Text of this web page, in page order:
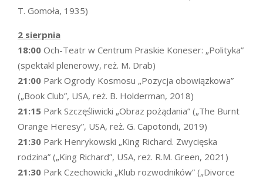
T. Gomoła, 1935)
2 sierpnia
18:00 Och-Teatr w Centrum Praskie Koneser: „Polityka”
(spektakl plenerowy, reż. M. Drab)
21:00 Park Ogrody Kosmosu „Pozycja obowiązkowa”
(„Book Club”, USA, reż. B. Holderman, 2018)
21:15 Park Szczęśliwicki „Obraz pożądania” („The Burnt
Orange Heresy”, USA, reż. G. Capotondi, 2019)
21:30 Park Henrykowski „King Richard. Zwycięska
rodzina” („King Richard”, USA, reż. R.M. Green, 2021)
21:30 Park Czechowicki „Klub rozwodników” („Divorce